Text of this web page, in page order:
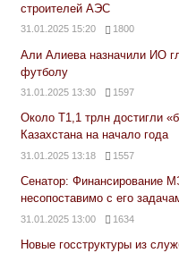
строителей АЭС
31.01.2025 15:20 1800
Али Алиева назначили ИО
футболу
31.01.2025 13:30 1597
Около Т1,1 трлн достигли
Казахстана на начало года
31.01.2025 13:18 1557
Сенатор: Финансирование
несопоставимо с его
31.01.2025 13:00 1634
Новые госструктуры из